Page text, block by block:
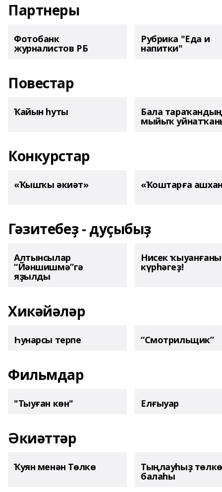
Партнеры
Фотобанк
журналистов РБ
Рубрика "Еда и
напитки"
Повестар
Ҡайын һуты Бала тараҡандың
мыйыҡ
Конкурстар
«Ҡышҡы әкиәт» «Ҡоштарға
Гәзитебеҙ - дуҫыбыҙ
Алтынсылар
“Йәншишмә”гә
яҙылды
Нисек
күрһәгеҙ!
Хикәйәләр
Һунарсы терпе “Смотрильщик”
Фильмдар
"Тыуған көн" Елғыуар
Әкиәттәр
Ҡуян менән Төлкө Тыңлауһыҙ төлкө
балаһы